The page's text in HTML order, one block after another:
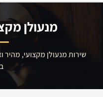
רמלה
מנעולן